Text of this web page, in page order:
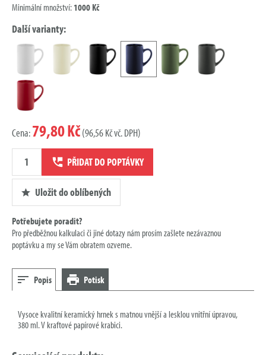
Minimální množství:1000 Kč
Další varianty:
Cena:79,80 Kč(96,56 Kč vč. DPH)
Množství
poptávky
PŘIDAT DO POPTÁVKY
Uložit do oblíbených
Potřebujete poradit?
Pro předběžnou kalkulaci či jiné dotazy nám prosím zašlete nezávaznou
poptávku a my se Vám obratem ozveme.
Popis Potisk
Vysoce kvalitní keramický hrnek s matnou vnější a lesklou vnitřní úpravou,
380 ml. V kraftové papírové krabici.